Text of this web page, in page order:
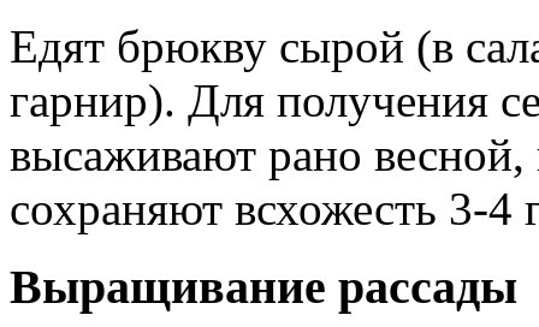
Едят брюкву сырой (в
гарнир). Для получения
высаживают рано
сохраняют всхожесть 3-4
Выращивание рассады